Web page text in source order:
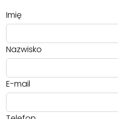
Imię
Nazwisko
E-mail